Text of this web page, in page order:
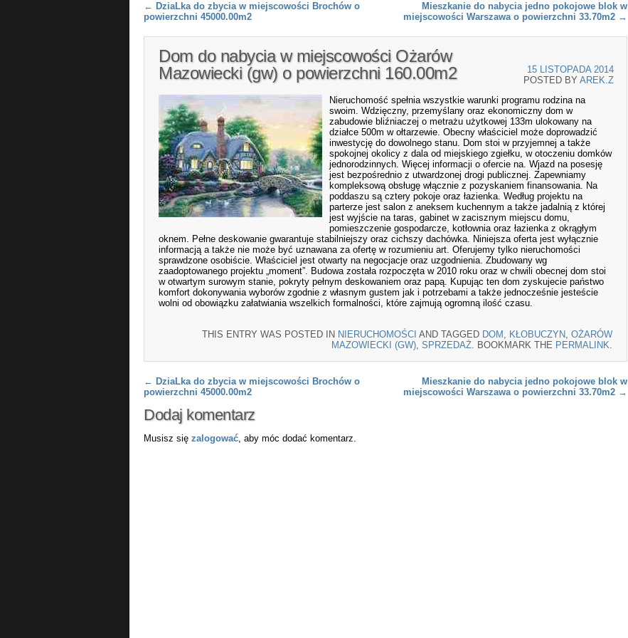
Post navigation
← DziaLka do zbycia w miejscowości Brochów o
powierzchni 45000.00m2
Mieszkanie do nabycia jedno pokojowe blok w
miejscowości Warszawa o powierzchni 33.70m2 →
Dom do nabycia w miejscowości Ożarów
Mazowiecki (gw) o powierzchni 160.00m2
15 LISTOPADA 2014
POSTED BY AREK.Z
Nieruchomość spełnia wszystkie warunki programu rodzina na
swoim. Wdzięczny, przemyślany oraz ekonomiczny dom w
zabudowie bliźniaczej o metrażu użytkowej 133m ulokowany na
działce 500m w ołtarzewie. Obecny właściciel może doprowadzić
inwestycję do dowolnego stanu. Dom stoi w przyjemnej a także
spokojnej okolicy z dala od miejskiego zgiełku, w otoczeniu domków
jednorodzinnych. Więcej informacji o ofercie na. Wjazd na posesję
jest bezpośrednio z utwardzonej drogi publicznej. Zapewniamy
kompleksową obsługę włącznie z pozyskaniem finansowania. Na
poddaszu są cztery pokoje oraz łazienka. Według projektu na
parterze jest salon z aneksem kuchennym a także jadalnią z której
jest wyjście na taras, gabinet w zacisznym miejscu domu,
pomieszczenie gospodarcze, kotłownia oraz łazienka z okrągłym
oknem. Pełne deskowanie gwarantuje stabilniejszy oraz cichszy dachówka. Niniejsza oferta jest wyłącznie
informacją a także nie może być uznawana za ofertę w rozumieniu art. Oferujemy tylko nieruchomości
sprawdzone osobiście. Właściciel jest otwarty na negocjacje oraz uzgodnienia. Zbudowany wg
zaadoptowanego projektu „moment”. Budowa została rozpoczęta w 2010 roku oraz w chwili obecnej dom stoi
w otwartym surowym stanie, pokryty pełnym deskowaniem oraz papą. Kupując ten dom zyskujecie państwo
komfort dokonywania wyborów zgodnie z własnym gustem jak i potrzebami a także jednocześnie jesteście
wolni od obowiązku załatwiania wszelkich formalności, które zajmują ogromną ilość czasu.
THIS ENTRY WAS POSTED IN NIERUCHOMOŚCI AND TAGGED DOM KŁOBUCZYN
OŻARÓW
MAZOWIECKI (GW) SPRZEDAŻ . BOOKMARK THE PERMALINK
Post navigation
← DziaLka do zbycia w miejscowości Brochów o
powierzchni 45000.00m2
Mieszkanie do nabycia jedno pokojowe blok w
miejscowości Warszawa o powierzchni 33.70m2 →
Dodaj komentarz
Musisz się zalogować, aby móc dodać komentarz.